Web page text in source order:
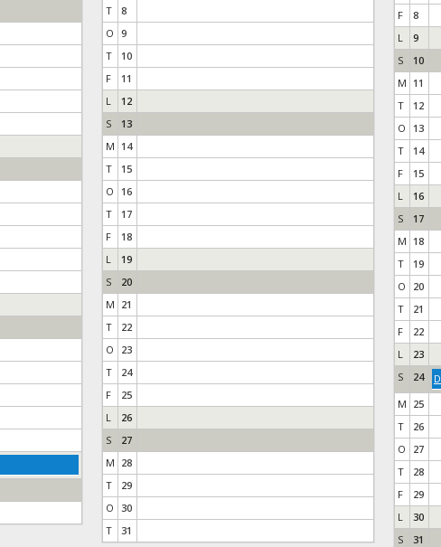
T
8
O 9
T
10
F
11
L
12
S
13
M 14
T
15
O
16
T
17
F
18
L
19
S
20
M 21
T
22
O
23
T
24
F
25
L
26
S
27
M 28
T
29
O 30
T
31
F
8
L
9
S
10
M 11
T
12
O
13
T
14
F
15
L
16
S
17
M 18
T
19
O
20
T
21
F
22
L
23
S
24
M 25
T
26
O
27
T
28
F
29
L
30
S
31